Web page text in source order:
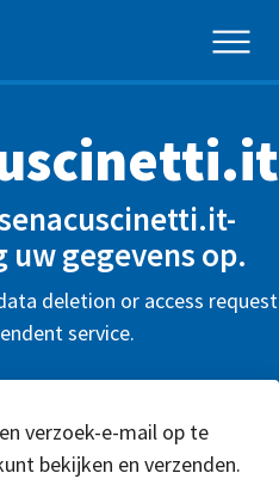
uw gegevens op.
deletion or access request
service.
verzoek-e-mail op te
bekijken en verzenden.